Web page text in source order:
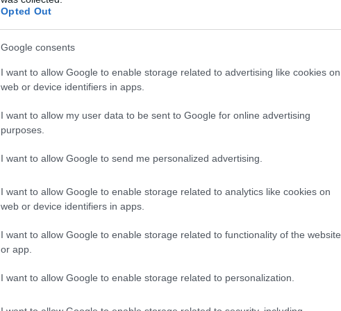
Opted Out
Google consents
I want to allow Google to enable storage related to advertising like cookies on
web or device identifiers in apps.
I want to allow my user data to be sent to Google for online advertising
purposes.
I want to allow Google to send me personalized advertising.
I want to allow Google to enable storage related to analytics like cookies on
web or device identifiers in apps.
I want to allow Google to enable storage related to functionality of the website
or app.
I want to allow Google to enable storage related to personalization.